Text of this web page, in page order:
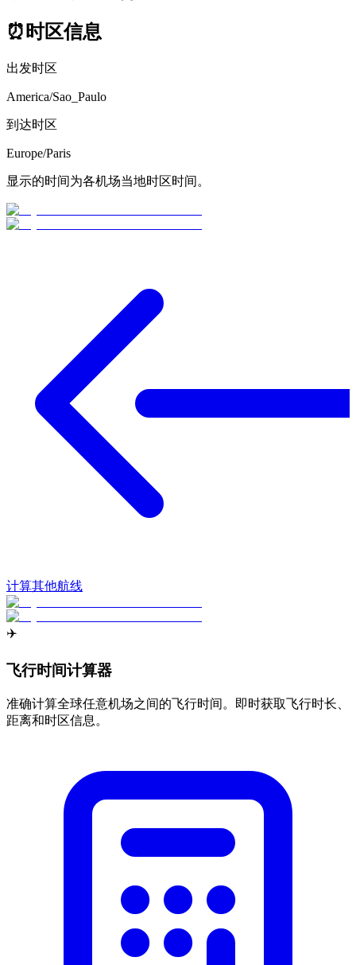
⏰时区信息
出发时区
America/Sao_Paulo
到达时区
Europe/Paris
显示的时间为各机场当地时区时间。
计算其他航线
✈️
飞行时间计算器
准确计算全球任意机场之间的飞行时间。即时获取飞行时长、
距离和时区信息。